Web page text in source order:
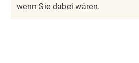
wenn Sie dabei wären.